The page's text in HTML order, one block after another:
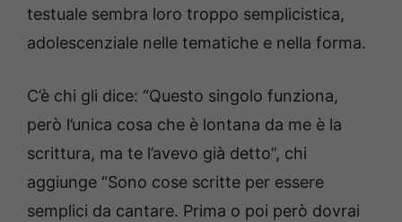
testuale sembra loro troppo semplicistica,
adolescenziale nelle tematiche e nella forma.
C’è chi gli dice: “Questo singolo funziona,
però l’unica cosa che è lontana da me è la
scrittura, ma te l’avevo già detto”, chi
aggiunge “Sono cose scritte per essere
semplici da cantare. Prima o poi però dovrai